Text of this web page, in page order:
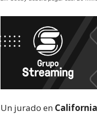
Un jurado en California